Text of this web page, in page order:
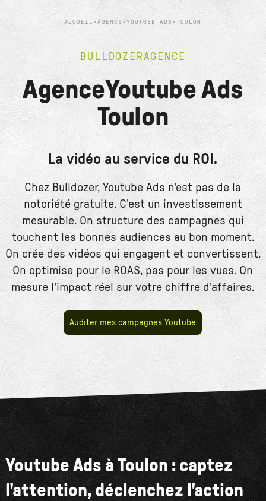
ACCUEIL>AGENCE>YOUTUBE ADS>TOULON
BULLDOZERAGENCE
AgenceYoutube Ads
Toulon
La vidéo au service du ROI.
Chez Bulldozer, Youtube Ads n'est pas de la
notoriété gratuite. C'est un investissement
mesurable. On structure des campagnes qui
touchent les bonnes audiences au bon moment.
On crée des vidéos qui engagent et convertissent.
On optimise pour le ROAS, pas pour les vues. On
mesure l'impact réel sur votre chiffre d'affaires.
Auditer mes campagnes Youtube
Youtube Ads à Toulon : captez
l'attention, déclenchez l'action